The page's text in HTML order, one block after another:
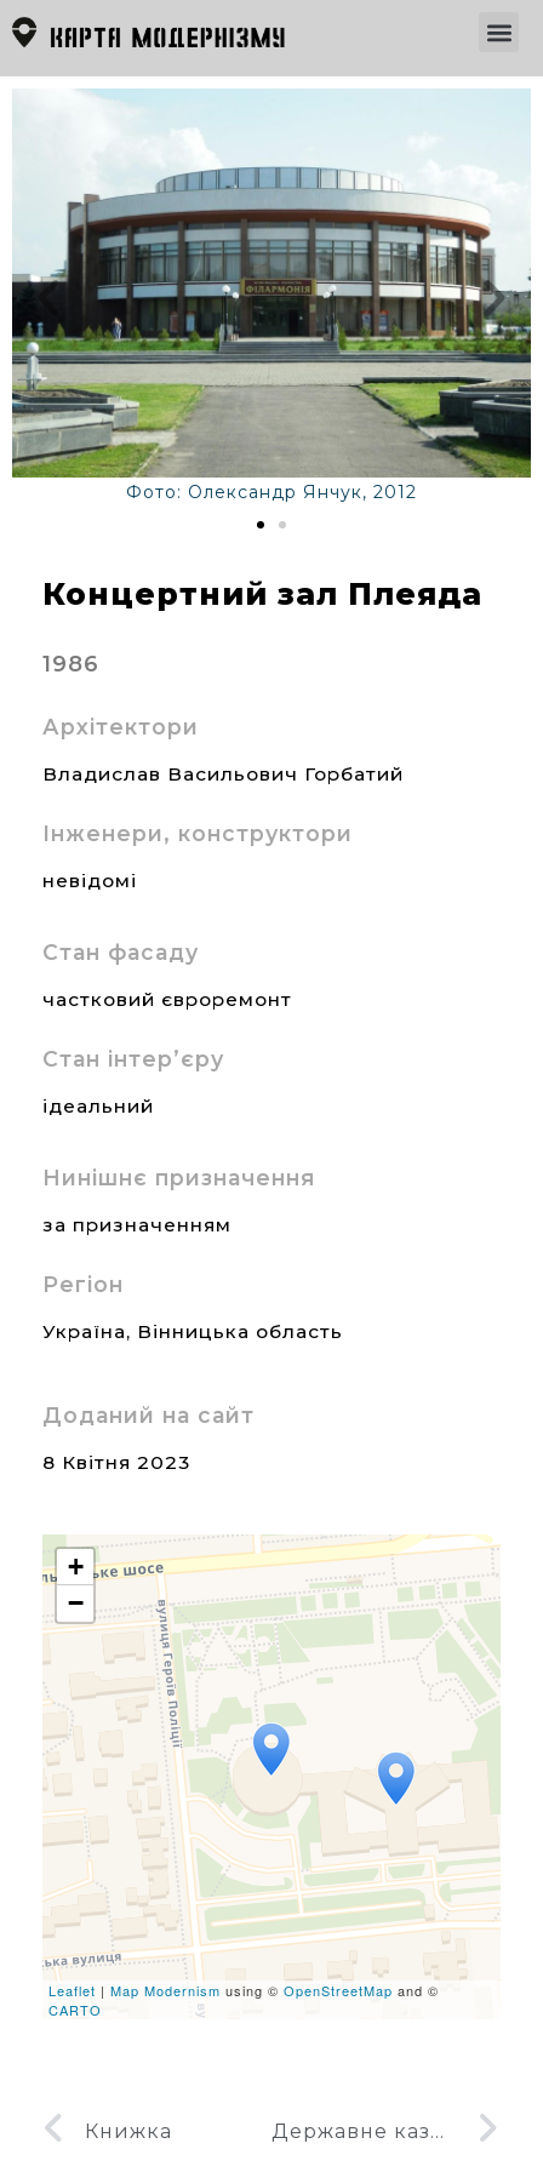
Фото: Олександр Янчук, 2012
Концертний зал Плеяда
1986
Архітектори
Владислав Васильович Горбатий
Інженери, конструктори
невідомі
Стан фасаду
частковий євроремонт
Стан інтер’єру
ідеальний
Нинішнє призначення
за призначенням
Регіон
Україна, Вінницька область
Доданий на сайт
8 Квітня 2023
Travelers' Map is loading...
If you see this after your
page is loaded completely,
leafletJS files are missing.
+
−
Leaflet | Map Modernism using © OpenStreetMap and ©
CARTO
Книжка Державне казначейство Вінницької області